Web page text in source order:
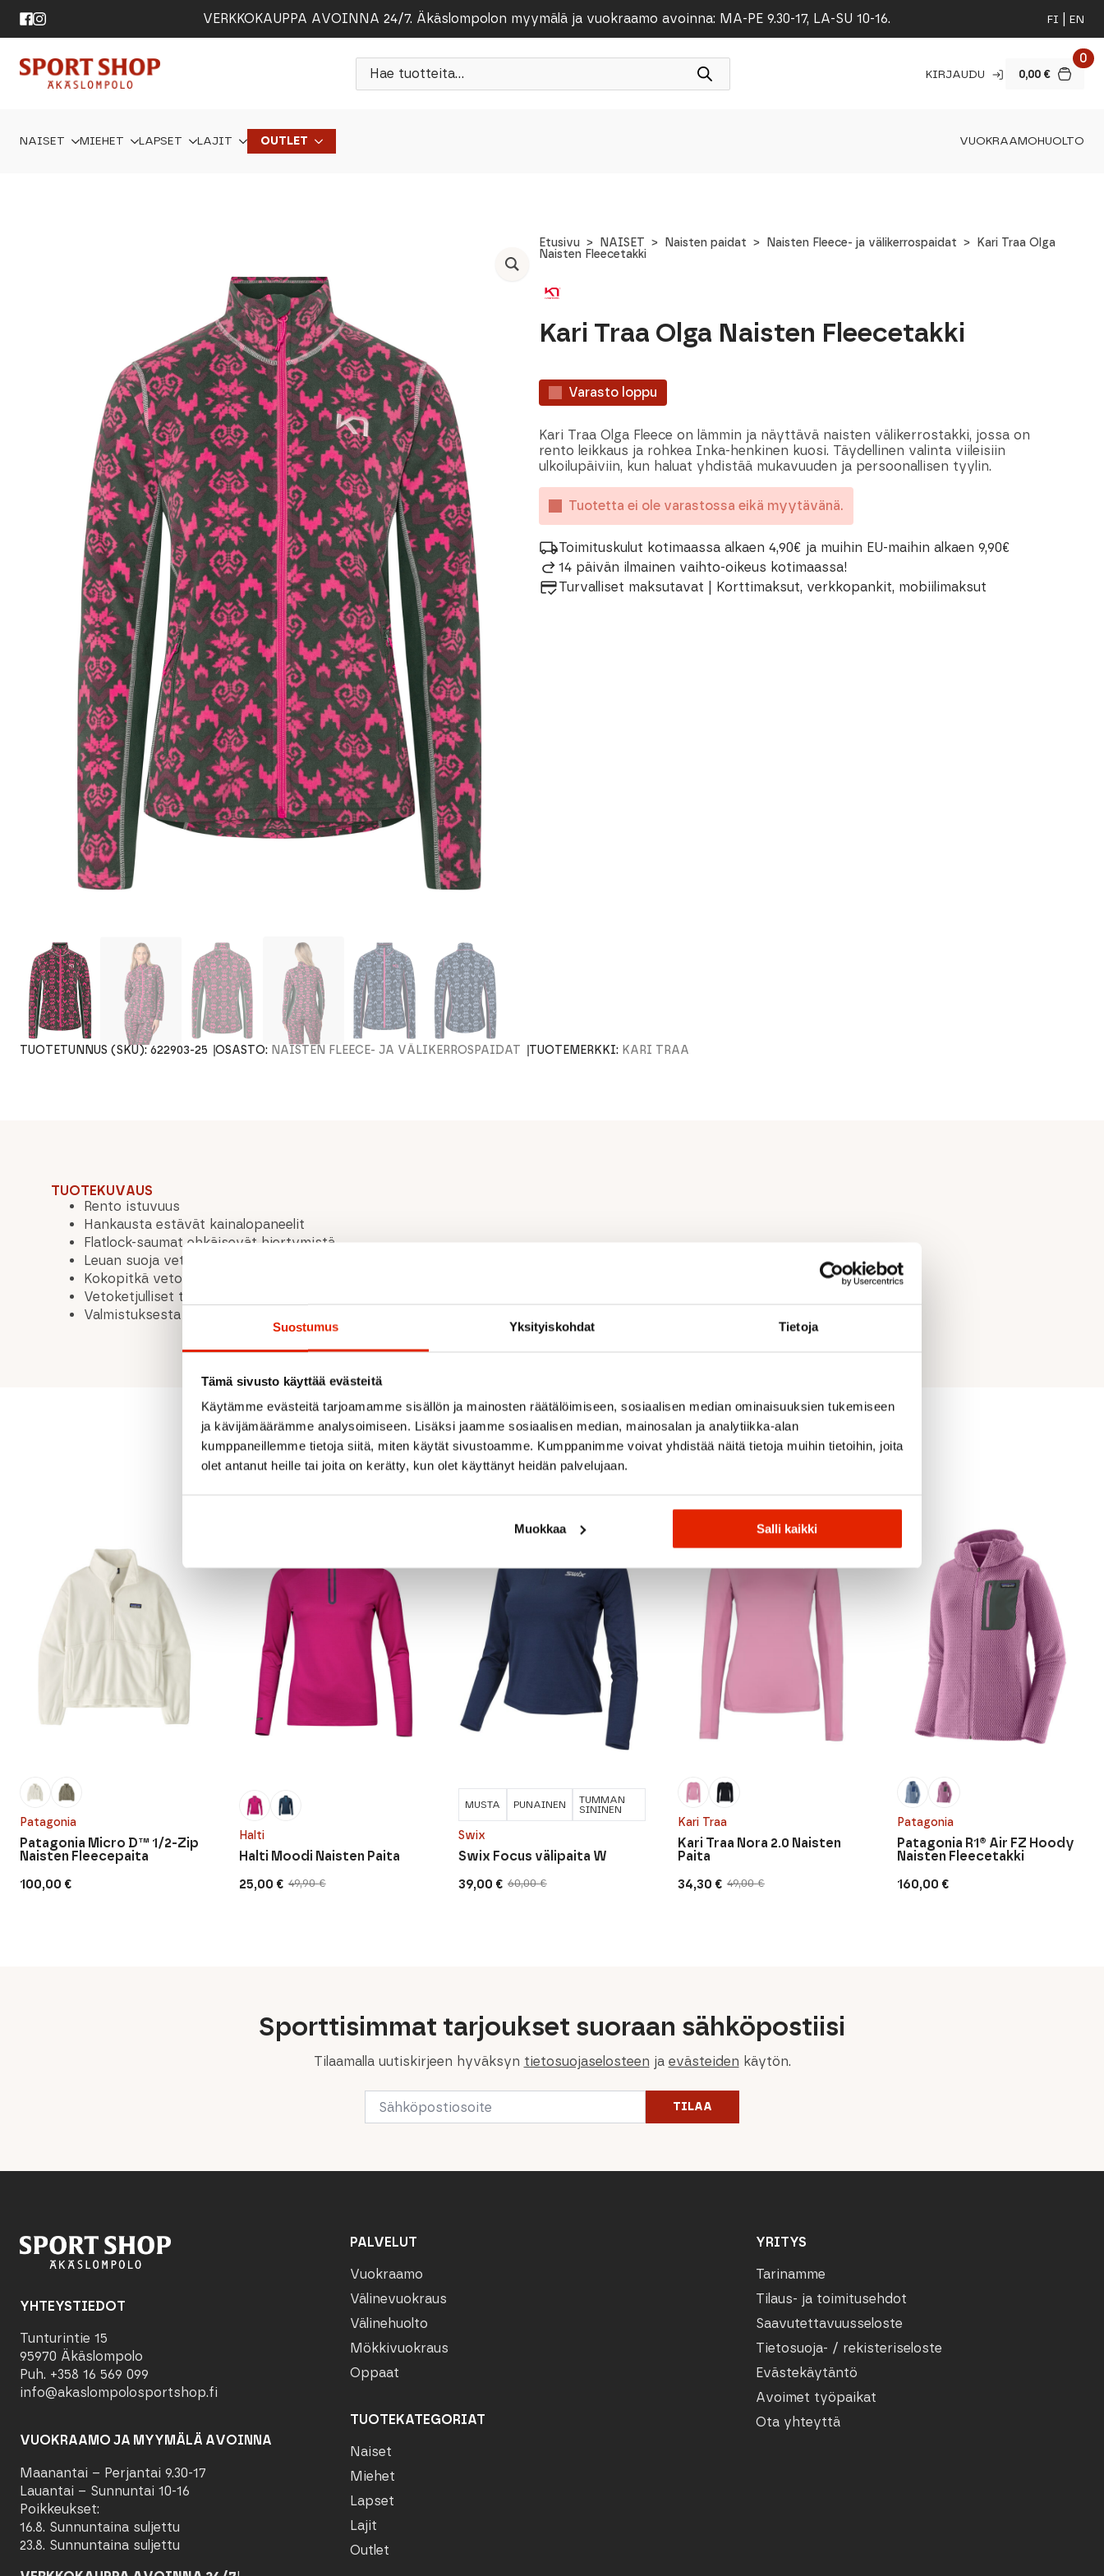
Suostumus Yksityiskohdat Tietoja
Tämä sivusto käyttää evästeitä
Käytämme evästeitä tarjoamamme sisällön ja mainosten räätälöimiseen, sosiaalisen median ominaisuuksien tukemiseen
ja kävijämäärämme analysoimiseen. Lisäksi jaamme sosiaalisen median, mainosalan ja analytiikka-alan
kumppaneillemme tietoja siitä, miten käytät sivustoamme. Kumppanimme voivat yhdistää näitä tietoja muihin tietoihin, joita
olet antanut heille tai joita on kerätty, kun olet käyttänyt heidän palvelujaan.
Muokkaa Salli kaikki
VERKKOKAUPPA AVOINNA 24/7. Äkäslompolon myymälä ja vuokraamo avoinna: MA-PE 9.30-17, LA-SU 10-16. FI EN
Products
search
KIRJAUDU 0,00 €
0
NAISET MIEHET LAPSET LAJIT OUTLET VUOKRAAMOHUOLTO
Etusivu NAISET Naisten paidat Naisten Fleece- ja välikerrospaidat
Kari Traa Olga
Naisten Fleecetakki
Kari Traa Olga Naisten Fleecetakki
Varasto loppu
Kari Traa Olga Fleece on lämmin ja näyttävä naisten välikerrostakki, jossa on
rento leikkaus ja rohkea Inka-henkinen kuosi. Täydellinen valinta viileisiin
ulkoilupäiviin, kun haluat yhdistää mukavuuden ja persoonallisen tyylin.
Tuotetta ei ole varastossa eikä myytävänä.
Toimituskulut kotimaassa alkaen 4,90€ ja muihin EU-maihin alkaen 9,90€
14 päivän ilmainen vaihto-oikeus kotimaassa!
Turvalliset maksutavat | Korttimaksut, verkkopankit, mobiilimaksut
TUOTETUNNUS (SKU): 622903-25 OSASTO: NAISTEN FLEECE- JA VÄLIKERROSPAIDAT TUOTEMERKKI: KARI TRAA
TUOTEKUVAUS
Rento istuvuus
Hankausta estävät kainalopaneelit
Flatlock-saumat ehkäisevät hiertymistä
Leuan suoja vetoketjussa
Kokopitkä vetoketju optimaaliseen ilmanvaihtoon
Vetoketjulliset taskut
Valmistuksesta yli 50 % kierrätettyjä synteettisiä materiaaleja
Suositeltua sinulle
Patagonia
100,00 €
Patagonia Micro D™ 1/2-Zip
Naisten Fleecepaita
Halti
49,90€
Alkuperäinen
25,00 €
Nykyinen
Halti Moodi Naisten Paita
Swix
60,00€
Alkuperäinen
39,00 €
Nykyinen
Swix Focus välipaita W
MUSTA PUNAINEN
TUMMAN
SININEN
Kari Traa
49,00€
Alkuperäinen
34,30 €
Nykyinen
Kari Traa Nora 2.0 Naisten
Paita
Patagonia
160,00 €
Patagonia R1® Air FZ Hoody
Naisten Fleecetakki
Sporttisimmat tarjoukset suoraan sähköpostiisi
Tilaamalla uutiskirjeen hyväksyn tietosuojaselosteen ja evästeiden käytön.
Email
TILAA
YHTEYSTIEDOT
Tunturintie 15
95970 Äkäslompolo
Puh. +358 16 569 099
info@akaslompolosportshop.fi
VUOKRAAMO JA MYYMÄLÄ AVOINNA
Maanantai – Perjantai 9.30-17
Lauantai – Sunnuntai 10-16
Poikkeukset:
16.8. Sunnuntaina suljettu
23.8. Sunnuntaina suljettu
PALVELUT
Vuokraamo
Välinevuokraus
Välinehuolto
Mökkivuokraus
Oppaat
TUOTEKATEGORIAT
Naiset
Miehet
Lapset
Lajit
Outlet
YRITYS
Tarinamme
Tilaus- ja toimitusehdot
Saavutettavuusseloste
Tietosuoja- / rekisteriseloste
Evästekäytäntö
Avoimet työpaikat
Ota yhteyttä